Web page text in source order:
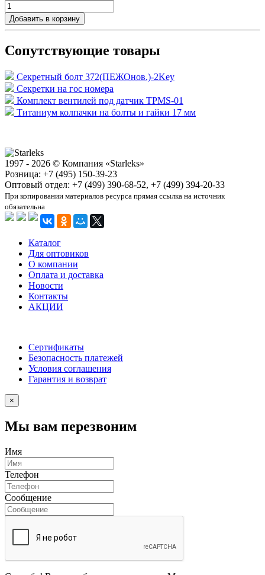
Добавить в корзину
Сопутствующие товары
Секретный болт 372(ПЕЖОнов.)-2Key
Секретки на гос номера
Комплект вентилей под датчик TPMS-01
Титаниум колпачки на болты и гайки 17 мм
1997 - 2026 © Компания «Starleks»
Розница: +7 (495) 150-39-23
Оптовый отдел: +7 (499) 390-68-52, +7 (499) 394-20-33
При копировании материалов ресурса прямая ссылка на источник
обязательна
Каталог
Для оптовиков
О компании
Оплата и доставка
Новости
Контакты
АКЦИИ
Сертификаты
Безопасность платежей
Условия соглашения
Гарантия и возврат
×
Мы вам перезвоним
Имя
Телефон
Сообщение